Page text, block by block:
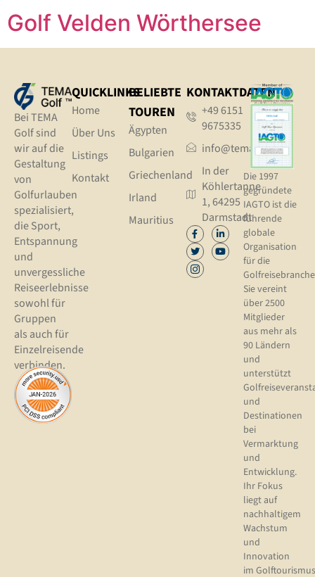
Golf Velden Wörthersee
Bei TEMA
Golf sind
wir auf die
Gestaltung
von
Golfurlauben
spezialisiert,
die Sport,
Entspannung
und
unvergessliche
Reiseerlebnisse
sowohl für
Gruppen
als auch für
Einzelreisende
verbinden.
QUICKLINKS
Home
Über Uns
Listings
Kontakt
BELIEBTE
TOUREN
Ägypten
Bulgarien
Griechenland
Irland
Mauritius
KONTAKTDATEN
+49 6151
9675335
info@tema.golf
In der
Köhlertanne
1, 64295
Darmstadt
Die 1997
gegründete
IAGTO ist die
führende
globale
Organisation
für die
Sie vereint
über 2500
Mitglieder
aus mehr als
90 Ländern
und
unterstützt
und
Destinationen
bei
Vermarktung
und
Entwicklung.
Ihr Fokus
liegt auf
nachhaltigem
Wachstum
und
Innovation
im